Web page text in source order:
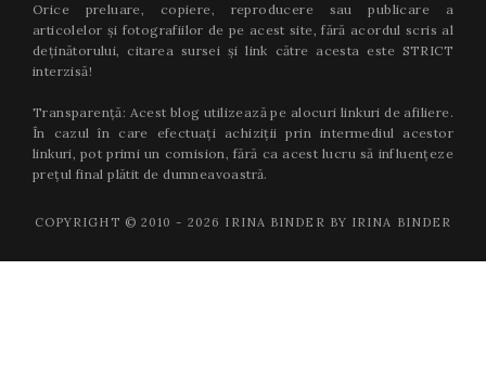
Orice preluare, copiere, reproducere sau publicare a
articolelor și fotografiilor de pe acest site, fără acordul scris al
deținătorului, citarea sursei și link către acesta este STRICT
interzisă!
Transparență: Acest blog utilizează pe alocuri linkuri de afiliere.
În cazul în care efectuați achiziții prin intermediul acestor
linkuri, pot primi un comision, fără ca acest lucru să influențeze
prețul final plătit de dumneavoastră.
COPYRIGHT © 2010 - 2026 IRINA BINDER BY IRINA BINDER